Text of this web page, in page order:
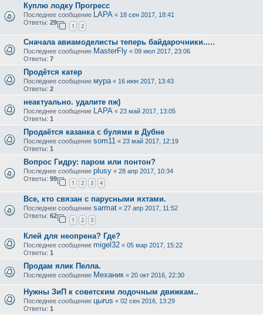
Куплю лодку Прогресс
Последнее сообщение LAPA « 18 сен 2017, 18:41
Ответы: 29
1 2
Сначала авиамоделисты теперь байдарочники.....
Последнее сообщение MasterFly « 09 июл 2017, 23:06
Ответы: 7
Продётся катер
Последнее сообщение мура « 16 июн 2017, 13:43
Ответы: 2
неактуально. удалите пж)
Последнее сообщение LAPA « 23 май 2017, 13:05
Ответы: 1
Продаётся казанка с булями в Дубне
Последнее сообщение som11 « 23 май 2017, 12:19
Ответы: 1
Вопрос Гидру: паром или понтон?
Последнее сообщение plusy « 28 апр 2017, 10:34
Ответы: 99
1 2 3 4
Все, кто связан с парусными яхтами.
Последнее сообщение sarmat « 27 апр 2017, 11:52
Ответы: 62
1 2 3
Клей для неопрена? Где?
Последнее сообщение migel32 « 05 мар 2017, 15:22
Ответы: 1
Продам ялик Пелла.
Последнее сообщение Механик « 20 окт 2016, 22:30
Нужны ЗиП к советским лодочным движкам..
Последнее сообщение цыrus « 02 сен 2016, 13:29
Ответы: 1